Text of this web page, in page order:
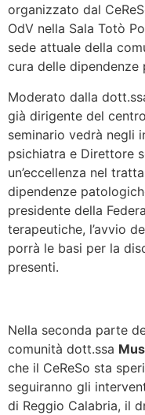
organizzato dal
OdV nella Sala Totò
sede attuale della
cura delle dipendenze
Moderato dalla
già dirigente del
seminario vedrà negli
psichiatra e Direttore
un’eccellenza nel
dipendenze
presidente della
terapeutiche, l’avvio
porrà le basi per la
presenti.
Nella seconda parte
comunità dott.ssa
che il CeReSo sta
seguiranno gli
di Reggio Calabria, il